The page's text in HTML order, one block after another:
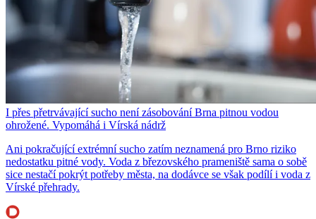
I přes přetrvávající sucho není zásobování Brna pitnou vodou
ohrožené. Vypomáhá i Vírská nádrž
Ani pokračující extrémní sucho zatím neznamená pro Brno riziko
nedostatku pitné vody. Voda z březovského prameniště sama o sobě
sice nestačí pokrýt potřeby města, na dodávce se však podílí i voda z
Vírské přehrady.